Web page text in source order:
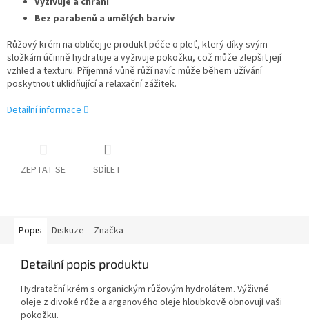
Bez parabenů a umělých barviv
Růžový krém na obličej je produkt péče o pleť, který díky svým
složkám účinně hydratuje a vyživuje pokožku, což může zlepšit její
vzhled a texturu. Příjemná vůně růží navíc může během užívání
poskytnout uklidňující a relaxační zážitek.
Detailní informace
ZEPTAT SE SDÍLET
Popis Diskuze Značka
Detailní popis produktu
Hydratační krém s organickým růžovým hydrolátem. Výživné
oleje z divoké růže a arganového oleje hloubkově obnovují vaši
pokožku.